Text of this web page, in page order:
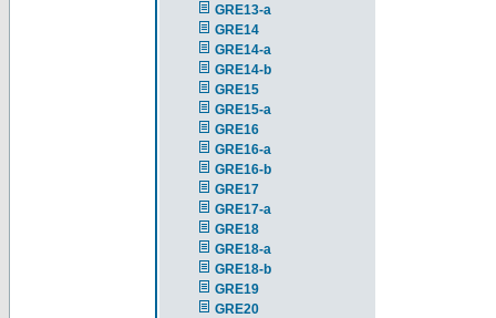
GRE13-a
GRE14
GRE14-a
GRE14-b
GRE15
GRE15-a
GRE16
GRE16-a
GRE16-b
GRE17
GRE17-a
GRE18
GRE18-a
GRE18-b
GRE19
GRE20